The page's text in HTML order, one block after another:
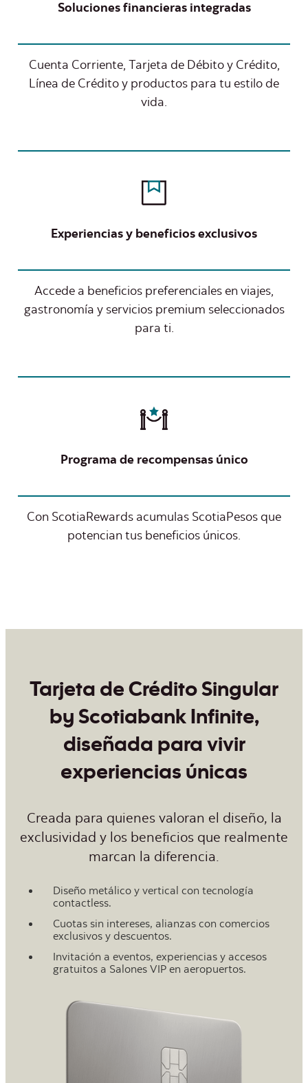
Soluciones financieras integradas
Cuenta Corriente, Tarjeta de Débito y Crédito,
Línea de Crédito y productos para tu estilo de
vida.
Experiencias y beneficios exclusivos
Accede a beneficios preferenciales en viajes,
gastronomía y servicios premium seleccionados
para ti.
Programa de recompensas único
Con ScotiaRewards acumulas ScotiaPesos que
potencian tus beneficios únicos.
Tarjeta de Crédito Singular
by Scotiabank Infinite,
diseñada para vivir
experiencias únicas
Creada para quienes valoran el diseño, la
exclusividad y los beneficios que realmente
marcan la diferencia.
Diseño metálico y vertical con tecnología
contactless.
Cuotas sin intereses, alianzas con comercios
exclusivos y descuentos.
Invitación a eventos, experiencias y accesos
gratuitos a Salones VIP en aeropuertos.